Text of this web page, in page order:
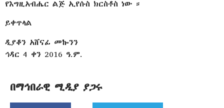
የእግዚአብሔር ልጅ ኢየሱስ ክርስቶስ ነው ።
ይቀጥላል
ዲያቆን አሸናፊ መኰንን
ኅዳር 4 ቀን 2016 ዓ.ም.
በማኅበራዊ ሚዲያ ያጋሩ